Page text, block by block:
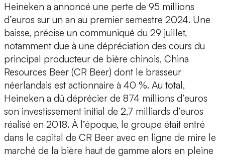
Heineken a annoncé une perte de 95 millions
d’euros sur un an au premier semestre 2024. Une
baisse, précise un communiqué du 29 juillet,
notamment due à une dépréciation des cours du
principal producteur de bière chinois, China
Resources Beer (CR Beer) dont le brasseur
néerlandais est actionnaire à 40 %. Au total,
Heineken a dû déprécier de 874 millions d’euros
son investissement initial de 2,7 milliards d’euros
réalisé en 2018. À l’époque, le groupe était entré
dans le capital de CR Beer avec en ligne de mire le
marché de la bière haut de gamme alors en pleine